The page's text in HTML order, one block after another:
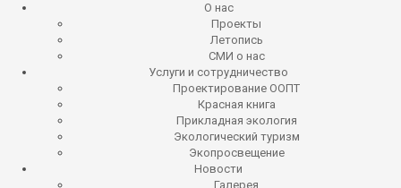
О нас
Проекты
Летопись
СМИ о нас
Услуги и сотрудничество
Проектирование ООПТ
Красная книга
Прикладная экология
Экологический туризм
Экопросвещение
Новости
Галерея